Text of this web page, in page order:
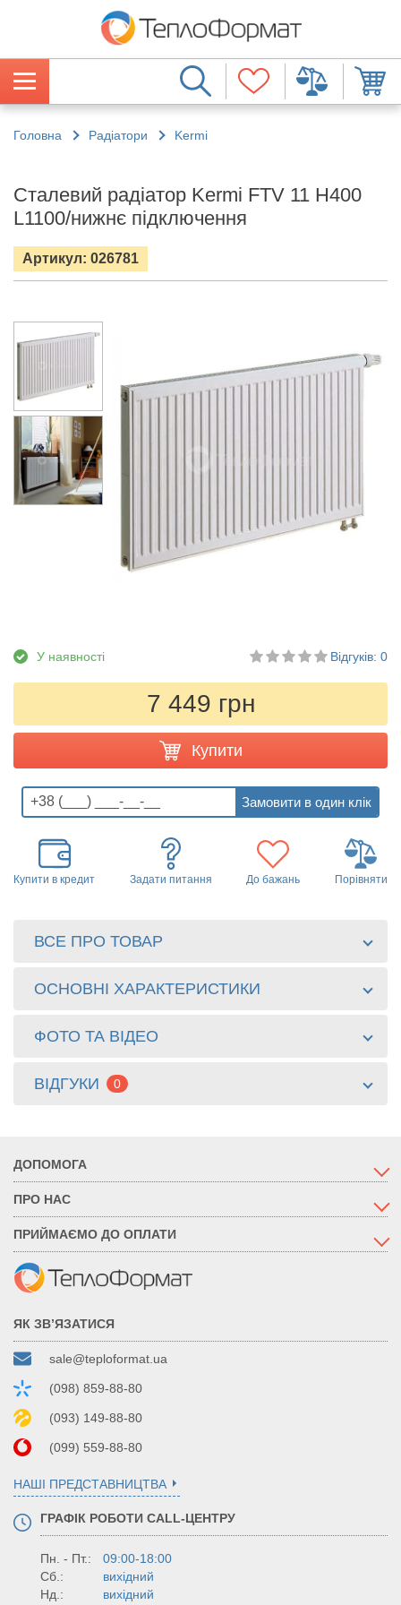
Головна Радіатори Kermi
Сталевий радіатор Kermi FTV 11 H400
L1100/нижнє підключення
Артикул: 026781
У наявності Відгуків: 0
7 449 грн
Купити
Купити в кредит Задати питання До бажань Порівняти
ВСЕ ПРО ТОВАР
ОСНОВНІ ХАРАКТЕРИСТИКИ
ФОТО ТА ВІДЕО
ВІДГУКИ 0
ДОПОМОГА
ПРО НАС
ПРИЙМАЄМО ДО ОПЛАТИ
ЯК ЗВ’ЯЗАТИСЯ
sale@teploformat.ua
(098) 859-88-80
(093) 149-88-80
(099) 559-88-80
НАШІ ПРЕДСТАВНИЦТВА
ГРАФІК РОБОТИ CALL-ЦЕНТРУ
Пн. - Пт.:
09:00-18:00
Сб.:
вихідний
Нд.:
вихідний